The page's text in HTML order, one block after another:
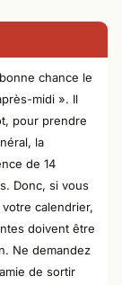
chance le
midi ». Il
pour prendre
la
de 14
Donc, si vous
calendrier,
doivent être
Ne demandez
de sortir